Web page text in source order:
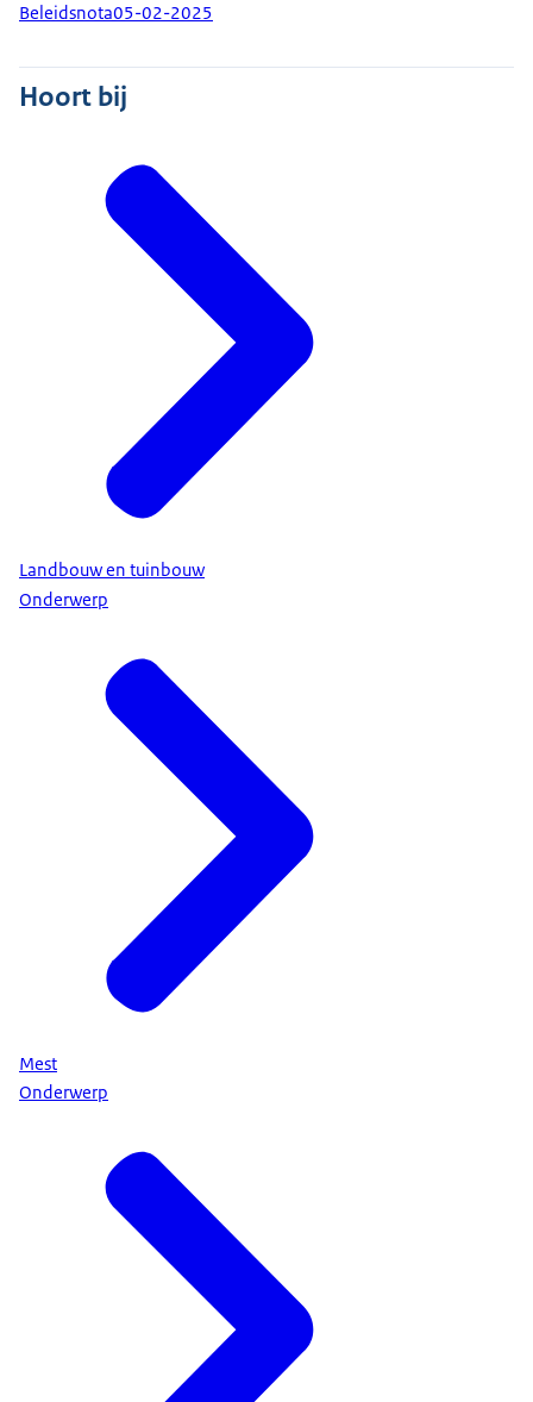
Beleidsnota05-02-2025
Hoort bij
Landbouw en tuinbouw
Onderwerp
Mest
Onderwerp